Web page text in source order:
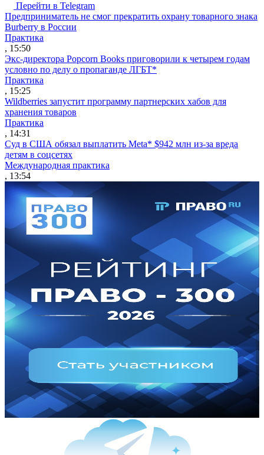
Перейти в Telegram
Предприниматель не смог прекратить охрану товарного знака
Burberry в России
Практика
, 15:50
Экс-директора Popcorn Books приговорили к четырем годам
условно по делу о пропаганде ЛГБТ*
Практика
, 15:25
Wildberries запустит программу партнерских хабов для
хранения товаров
Практика
, 14:31
Суд в США обязал выплатить Meta* $942 млн из-за вреда
детям в соцсетях
Международная практика
, 13:54